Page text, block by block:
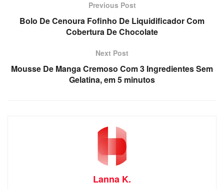
Previous Post
Bolo De Cenoura Fofinho De Liquidificador Com
Cobertura De Chocolate
Next Post
Mousse De Manga Cremoso Com 3 Ingredientes Sem
Gelatina, em 5 minutos
Lanna K.